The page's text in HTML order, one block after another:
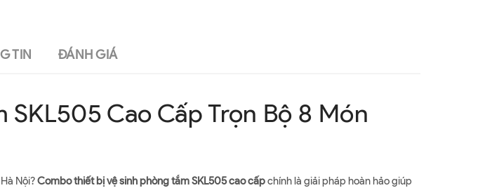
TIN ĐÁNH GIÁ
SKL505 Cao Cấp Trọn Bộ 8 Món
Nội?Combo thiết bị vệ sinh phòng tắm SKL505 cao cấpchính là giải pháp hoàn hảo giúp